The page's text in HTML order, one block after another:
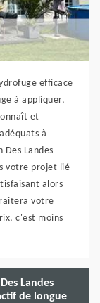
efficace
à appliquer,
et
à
Landes
votre projet lié
alors
votre
c'est moins
Landes
de longue